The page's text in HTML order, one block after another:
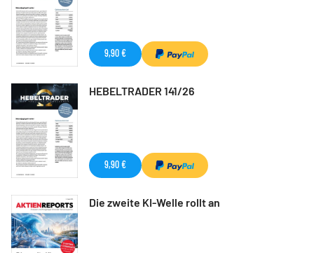
9,90 €
HEBELTRADER 141/26
9,90 €
Die zweite KI-Welle rollt an